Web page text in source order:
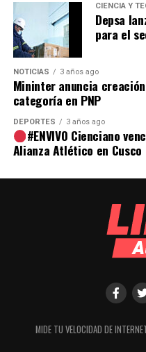
CIENCIA Y
Depsa
para el
NOTICIAS 3 años ago
Mininter anuncia
categoría en PNP
DEPORTES 3 años ago
#ENVIVO Cienciano
Alianza Atlético en Cusco
MIDE TU VELOCIDAD DE